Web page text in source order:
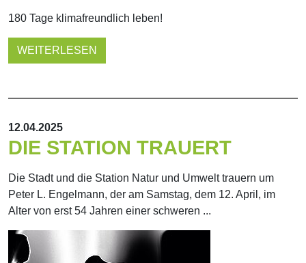
180 Tage klimafreundlich leben!
WEITERLESEN
12.04.2025
DIE STATION TRAUERT
Die Stadt und die Station Natur und Umwelt trauern um
Peter L. Engelmann, der am Samstag, dem 12. April, im
Alter von erst 54 Jahren einer schweren ...